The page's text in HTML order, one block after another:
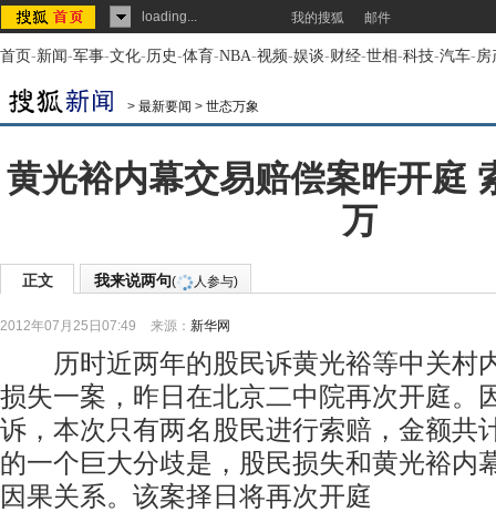
loading... 我的搜狐 邮件
首页-新闻-军事-文化-历史-体育-NBA-视频-娱谈-财经-世相-科技-汽车-房
> 最新要闻 > 世态万象
黄光裕内幕交易赔偿案昨开庭
万
正文 我来说两句( 人参与)
2012年07月25日07:49 来源： 新华网
历时近两年的股民诉黄光裕等中关村
损失一案，昨日在北京二中院再次开庭。
诉，本次只有两名股民进行索赔，金额共
的一个巨大分歧是，股民损失和黄光裕内
因果关系。该案择日将再次开庭